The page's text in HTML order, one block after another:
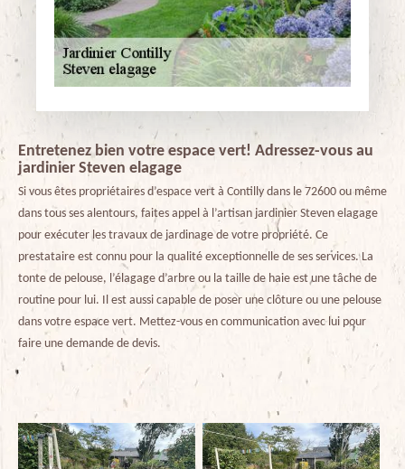
Entretenez bien votre espace vert! Adressez-vous au
jardinier Steven elagage
Si vous êtes propriétaires d’espace vert à Contilly dans le 72600 ou même
dans tous ses alentours, faites appel à l’artisan jardinier Steven elagage
pour exécuter les travaux de jardinage de votre propriété. Ce
prestataire est connu pour la qualité exceptionnelle de ses services. La
tonte de pelouse, l’élagage d’arbre ou la taille de haie est une tâche de
routine pour lui. Il est aussi capable de poser une clôture ou une pelouse
dans votre espace vert. Mettez-vous en communication avec lui pour
faire une demande de devis.